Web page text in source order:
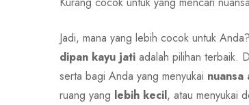
Jadi, mana yang lebih cocok untuk
dipan kayu jati adalah pilihan terbaik.
serta bagi Anda yang menyukai nuansa
ruang yang lebih kecil, atau menyukai